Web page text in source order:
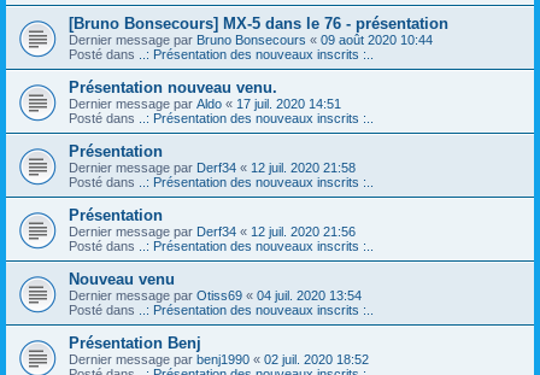
[Bruno Bonsecours] MX-5 dans le 76 - présentation
Dernier message par Bruno Bonsecours « 09 août 2020 10:44
Posté dans
..: Présentation des nouveaux inscrits :..
Présentation nouveau venu.
Dernier message par Aldo « 17 juil. 2020 14:51
Posté dans
..: Présentation des nouveaux inscrits :..
Présentation
Dernier message par Derf34 « 12 juil. 2020 21:58
Posté dans
..: Présentation des nouveaux inscrits :..
Présentation
Dernier message par Derf34 « 12 juil. 2020 21:56
Posté dans
..: Présentation des nouveaux inscrits :..
Nouveau venu
Dernier message par Otiss69 « 04 juil. 2020 13:54
Posté dans
..: Présentation des nouveaux inscrits :..
Présentation Benj
Dernier message par benj1990 « 02 juil. 2020 18:52